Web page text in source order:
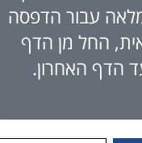
עבור הדפסה
החל מן הדף
הדף האחרון.